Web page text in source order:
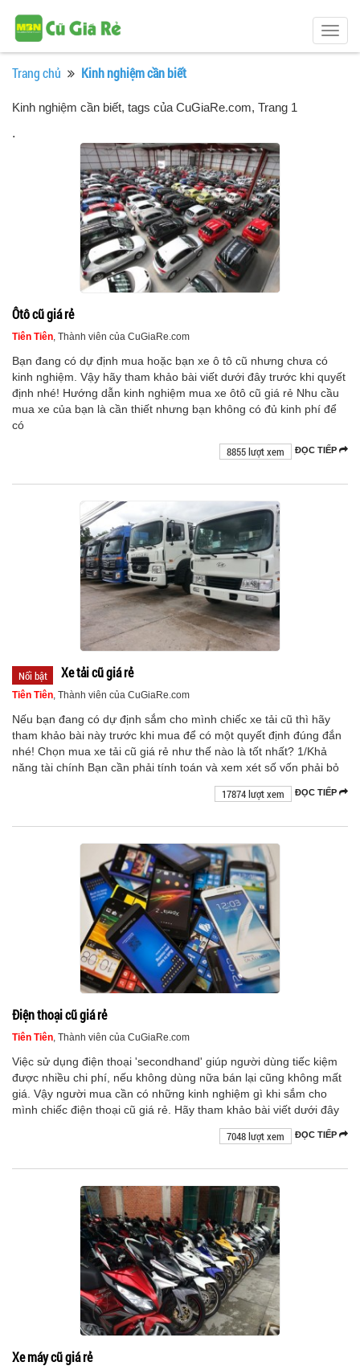
Trang chủ Kinh nghiệm cần biết
Kinh nghiệm cần biết, tags của CuGiaRe.com, Trang 1
.
Ôtô cũ giá rẻ
Tiên Tiên, Thành viên của CuGiaRe.com
Bạn đang có dự định mua hoặc bạn xe ô tô cũ nhưng chưa có
kinh nghiệm. Vậy hãy tham khảo bài viết dưới đây trước khi quyết
định nhé! Hướng dẫn kinh nghiệm mua xe ôtô cũ giá rẻ Nhu cầu
mua xe của bạn là cần thiết nhưng bạn không có đủ kinh phí để
có
ĐỌC TIẾP
8855 lượt xem
Nổi bật Xe tải cũ giá rẻ
Tiên Tiên, Thành viên của CuGiaRe.com
Nếu bạn đang có dự định sắm cho mình chiếc xe tải cũ thì hãy
tham khảo bài này trước khi mua để có một quyết định đúng đắn
nhé! Chọn mua xe tải cũ giá rẻ như thế nào là tốt nhất? 1/Khả
năng tài chính Bạn cần phải tính toán và xem xét số vốn phải bỏ
ĐỌC TIẾP
17874 lượt xem
Điện thoại cũ giá rẻ
Tiên Tiên, Thành viên của CuGiaRe.com
Việc sử dụng điện thoại 'secondhand' giúp người dùng tiếc kiệm
được nhiều chi phí, nếu không dùng nữa bán lại cũng không mất
giá. Vậy người mua cần có những kinh nghiệm gì khi sắm cho
mình chiếc điện thoại cũ giá rẻ. Hãy tham khảo bài viết dưới đây
ĐỌC TIẾP
7048 lượt xem
Xe máy cũ giá rẻ